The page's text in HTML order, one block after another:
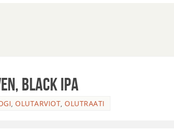
black IPA
, OLUTARVIOT, OLUTRAATI